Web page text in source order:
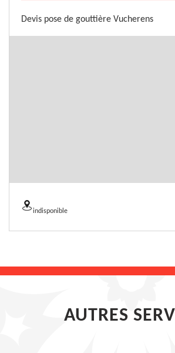
Devis pose de gouttière Vucherens
indisponible
AUTRES